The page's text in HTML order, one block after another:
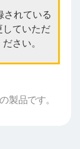
されている
していただ
さい。
製品です。